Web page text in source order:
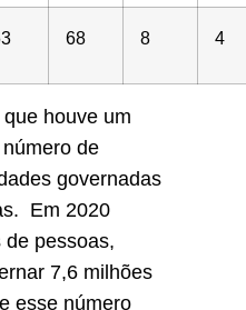
68 8 4
que houve um
de
governadas
Em 2020
pessoas,
7,6 milhões
esse número